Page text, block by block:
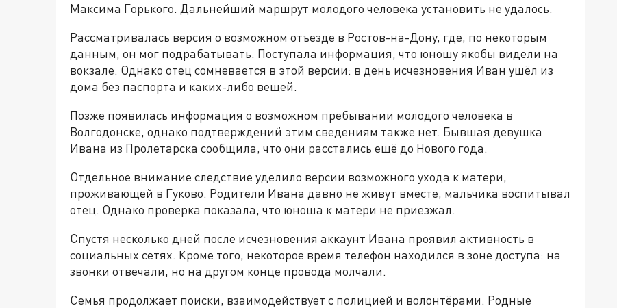
Максима Горького. Дальнейший маршрут молодого человека установить не удалось.
Рассматривалась версия о возможном отъезде в Ростов-на-Дону, где, по некоторым
данным, он мог подрабатывать. Поступала информация, что юношу якобы видели на
вокзале. Однако отец сомневается в этой версии: в день исчезновения Иван ушёл из
дома без паспорта и каких-либо вещей.
Позже появилась информация о возможном пребывании молодого человека в
Волгодонске, однако подтверждений этим сведениям также нет. Бывшая девушка
Ивана из Пролетарска сообщила, что они расстались ещё до Нового года.
Отдельное внимание следствие уделило версии возможного ухода к матери,
проживающей в Гуково. Родители Ивана давно не живут вместе, мальчика воспитывал
отец. Однако проверка показала, что юноша к матери не приезжал.
Спустя несколько дней после исчезновения аккаунт Ивана проявил активность в
социальных сетях. Кроме того, некоторое время телефон находился в зоне доступа: на
звонки отвечали, но на другом конце провода молчали.
Семья продолжает поиски, взаимодействует с полицией и волонтёрами. Родные